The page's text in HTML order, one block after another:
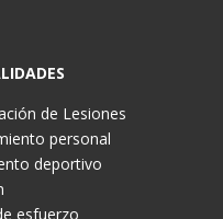
de Lesiones
personal
deportivo
esfuerzo